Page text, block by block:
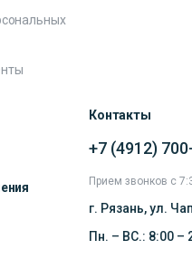
Контакты
+7 (4912)
Прием звонков с
г. Рязань, ул.
Пн. – ВС.: 8:00 –